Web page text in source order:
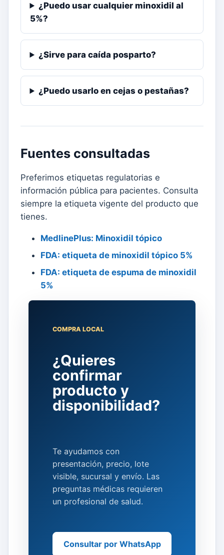
¿Puedo usar cualquier minoxidil al
5%?
¿Sirve para caída posparto?
¿Puedo usarlo en cejas o pestañas?
Fuentes consultadas
Preferimos etiquetas regulatorias e
información pública para pacientes. Consulta
siempre la etiqueta vigente del producto que
tienes.
MedlinePlus: Minoxidil tópico
FDA: etiqueta de minoxidil tópico 5%
FDA: etiqueta de espuma de minoxidil
5%
COMPRA LOCAL
¿Quieres
confirmar
producto y
disponibilidad?
Te ayudamos con
presentación, precio, lote
visible, sucursal y envío. Las
preguntas médicas requieren
un profesional de salud.
Consultar por WhatsApp